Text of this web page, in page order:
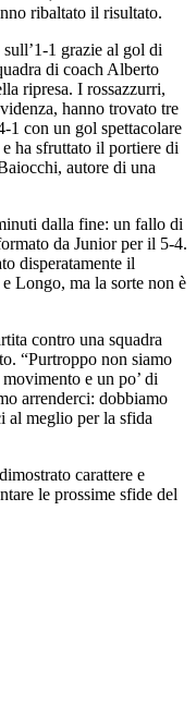
ribaltato il risultato.
1 grazie al gol di
di coach Alberto
ripresa. I rossazzurri,
hanno trovato tre
1 con un gol spettacolare
ha sfruttato il portiere di
autore di una
dalla fine: un fallo di
da Junior per il 5-4.
disperatamente il
Longo, ma la sorte non è
contro una squadra
“Purtroppo non siamo
e un po’ di
arrenderci: dobbiamo
al meglio per la sfida
carattere e
le prossime sfide del